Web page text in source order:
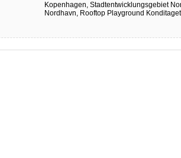
Kopenhagen, Stadtentwicklungsgebiet
Nordhavn, Rooftop Playground